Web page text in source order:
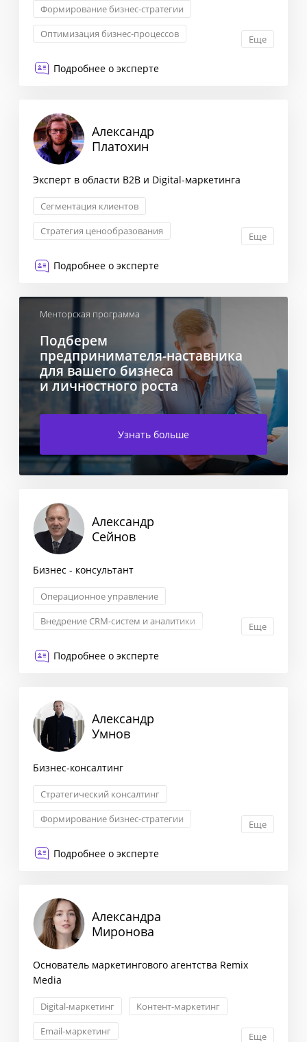
Формирование бизнес-стратегии
Оптимизация бизнес-процессов
Еще
Подробнее о эксперте
Александр
Платохин
Эксперт в области B2B и Digital-маркетинга
Сегментация клиентов
Стратегия ценообразования
Еще
Подробнее о эксперте
Менторская программа
Подберем
предпринимателя-наставника
для вашего бизнеса
и личностного роста
Узнать больше
Александр
Сейнов
Бизнес - консультант
Операционное управление
Внедрение CRM-систем и аналитики
Еще
Подробнее о эксперте
Александр
Умнов
Бизнес-консалтинг
Стратегический консалтинг
Формирование бизнес-стратегии
Еще
Подробнее о эксперте
Александра
Миронова
Основатель маркетингового агентства Remix
Media
Digital-маркетинг
Контент-маркетинг
Email-маркетинг
Еще